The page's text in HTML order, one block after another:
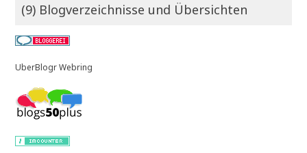
(9) Blogverzeichnisse und Übersichten
UberBlogr Webring